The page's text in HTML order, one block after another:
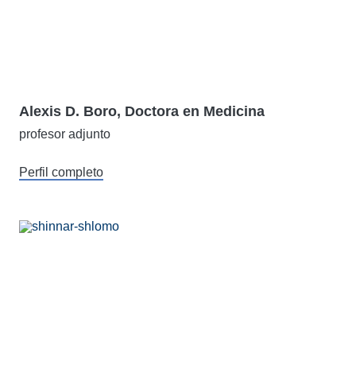
Alexis D. Boro, Doctora en Medicina
profesor adjunto
Perfil completo